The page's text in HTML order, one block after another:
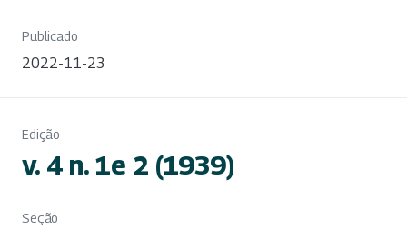
Publicado
2022-11-23
Edição
v. 4 n. 1e 2 (1939)
Seção